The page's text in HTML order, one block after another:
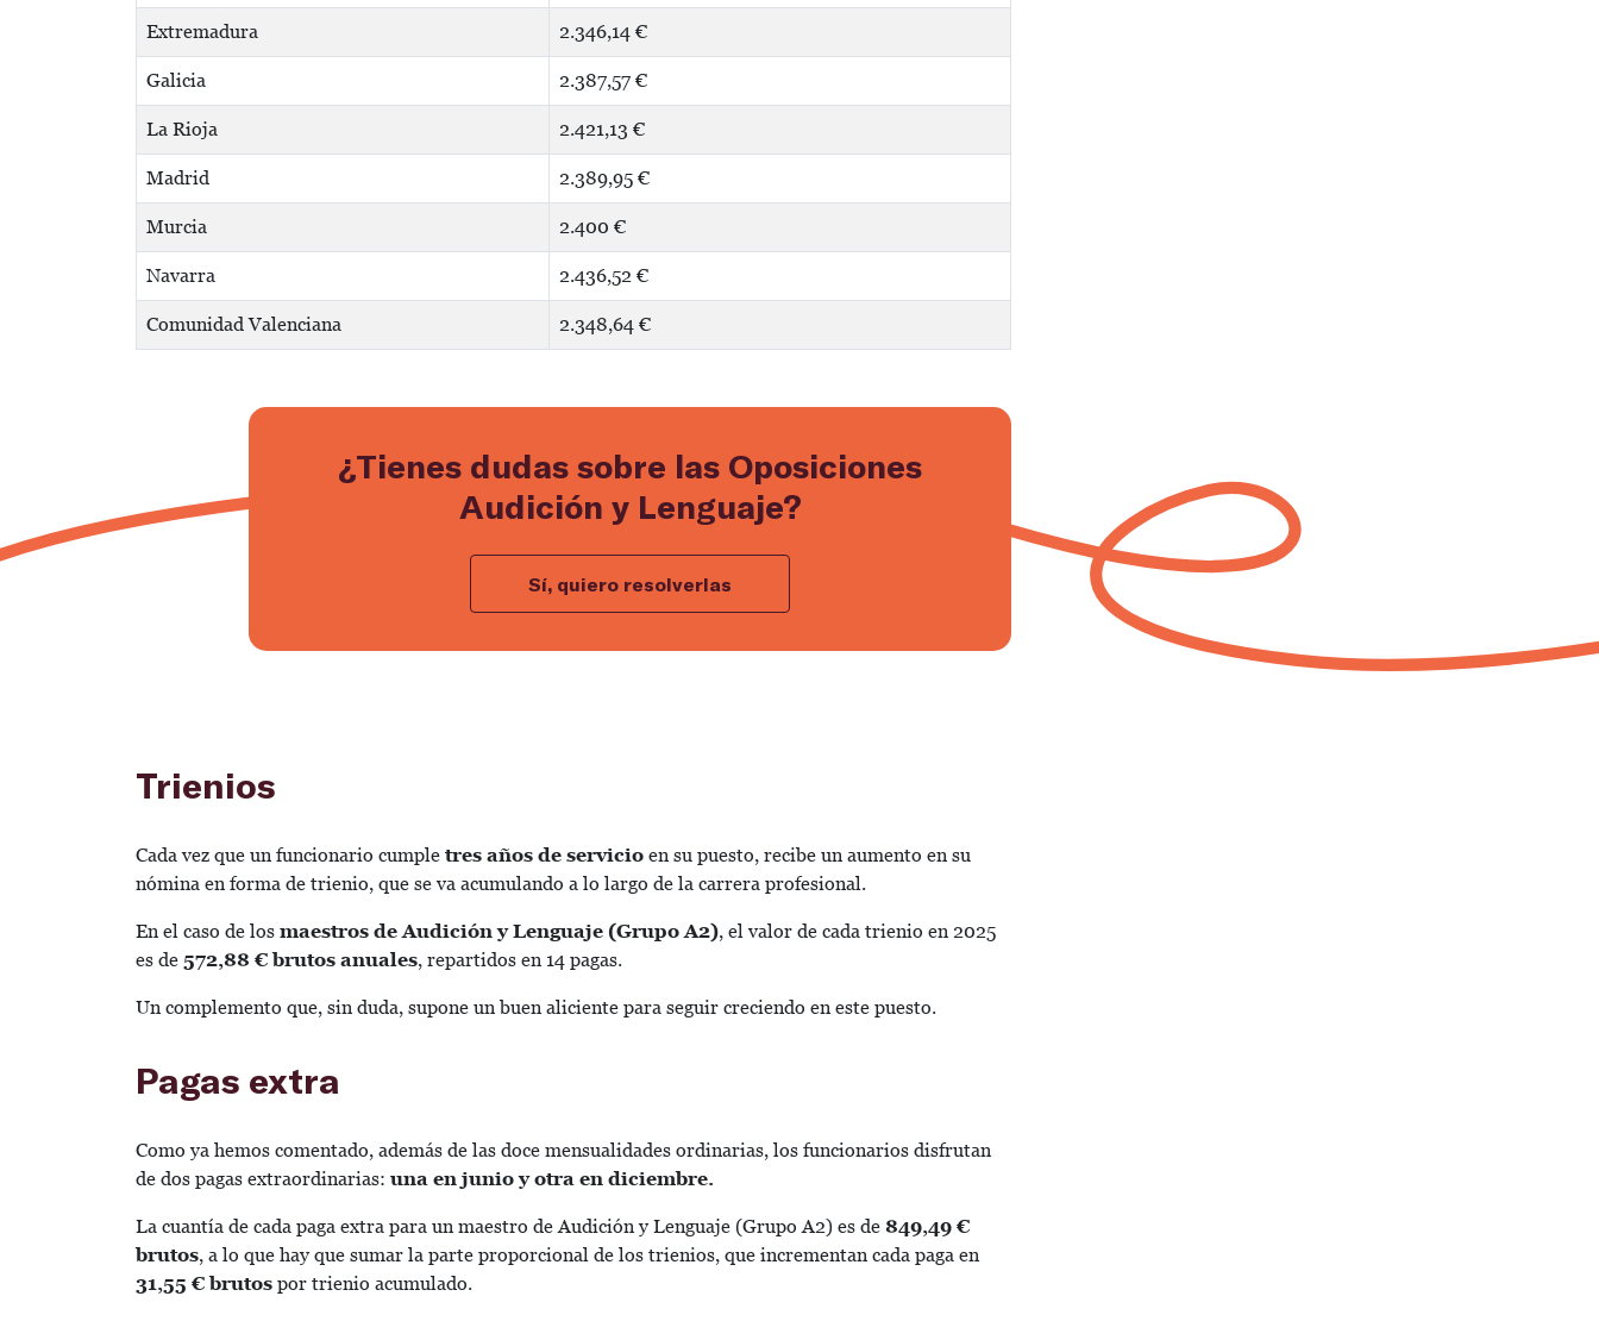
Extremadura 2.346,14 €
Galicia 2.387,57 €
La Rioja 2.421,13 €
Madrid 2.389,95 €
Murcia 2.400 €
Navarra 2.436,52 €
Comunidad Valenciana 2.348,64 €
¿Tienes dudas sobre las Oposiciones
Audición y Lenguaje?
Sí, quiero resolverlas
Trienios
Cada vez que un funcionario cumple tres años de servicio en su puesto, recibe un aumento en su
nómina en forma de trienio, que se va acumulando a lo largo de la carrera profesional.
En el caso de los maestros de Audición y Lenguaje (Grupo A2), el valor de cada trienio en 2025
es de 572,88 € brutos anuales, repartidos en 14 pagas.
Un complemento que, sin duda, supone un buen aliciente para seguir creciendo en este puesto.
Pagas extra
Como ya hemos comentado, además de las doce mensualidades ordinarias, los funcionarios disfrutan
de dos pagas extraordinarias: una en junio y otra en diciembre.
La cuantía de cada paga extra para un maestro de Audición y Lenguaje (Grupo A2) es de 849,49 €
brutos, a lo que hay que sumar la parte proporcional de los trienios, que incrementan cada paga en
31,55 € brutos por trienio acumulado.